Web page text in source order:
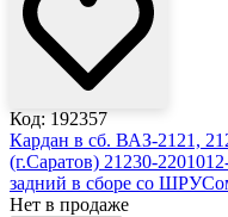
Код: 192357
Кардан в сб. ВАЗ-2121,
(г.Саратов) 21230-
задний в сборе со
Нет в продаже